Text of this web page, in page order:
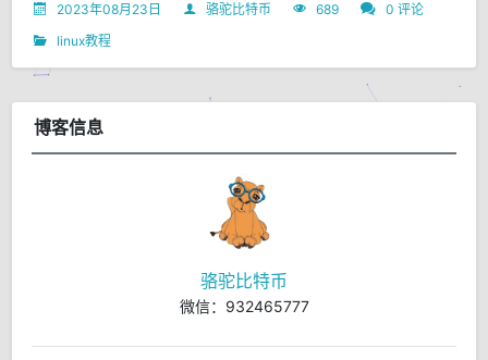
2023年08月23日 骆驼比特币 689
0 评论
linux教程
博客信息
骆驼比特币
微信：932465777